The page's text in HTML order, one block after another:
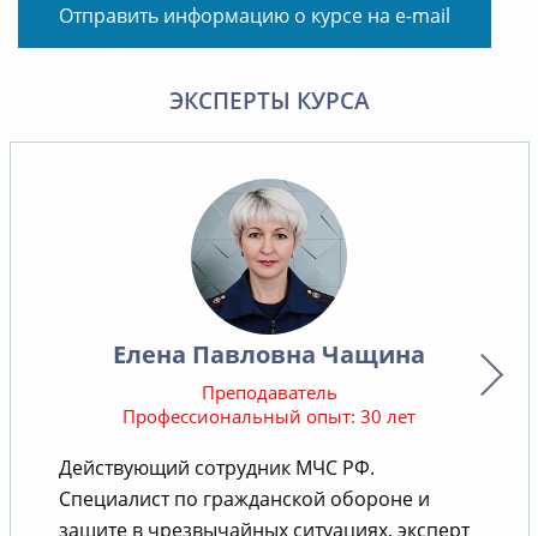
Отправить информацию о курсе на e-mail
ЭКСПЕРТЫ КУРСА
Елена Павловна Чащина
Преподаватель
Профессиональный опыт: 30 лет
Действующий сотрудник МЧС РФ.
Специалист по гражданской обороне и
защите в чрезвычайных ситуациях, эксперт